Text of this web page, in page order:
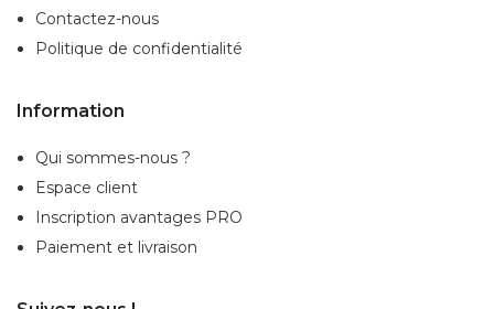
Contactez-nous
Politique de confidentialité
Information
Qui sommes-nous ?
Espace client
Inscription avantages PRO
Paiement et livraison